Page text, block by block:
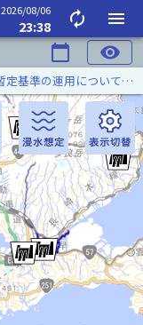
2026/08/06
23:38 autorenew
menu
calendar_today visibility
「令和８年熊本地震」に伴う球磨川洪水予報の暫定基準の運用について（令和８年８月５日）